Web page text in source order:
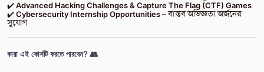
✔️Advanced Hacking Challenges & Capture The Flag (CTF) Games
✔️Cybersecurity Internship Opportunities– বাস্তব অভিজ্ঞতা অর্জনের
সুযোগ
কারা এই কোর্সটি করতে পারবেন? 👥